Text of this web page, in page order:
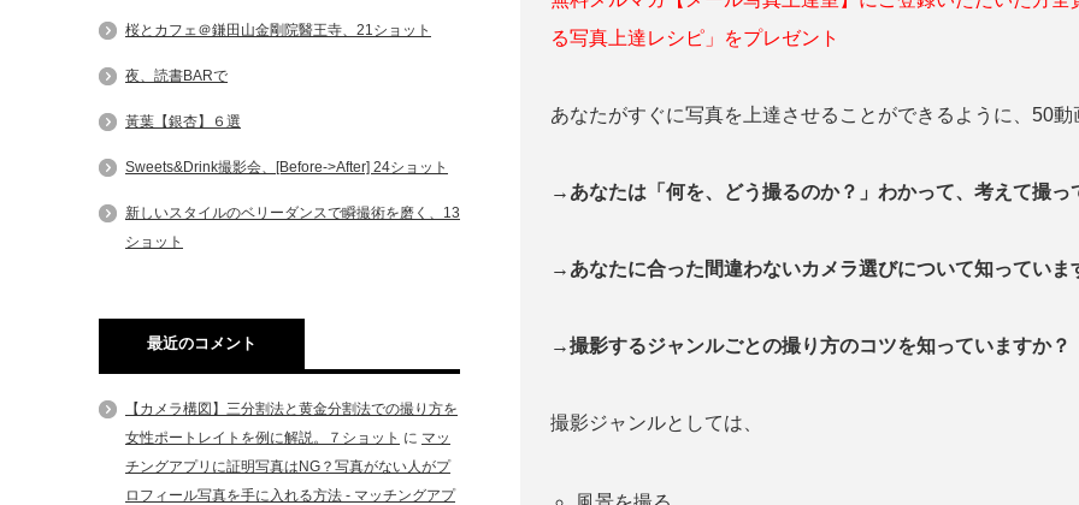
る写真上達レシピ」をプレゼント
あなたがすぐに写真を上達させることができるように、50
→あなたは「何を、どう撮るのか？」わかって、考えて撮
→あなたに合った間違わないカメラ選びについて知っていま
→撮影するジャンルごとの撮り方のコツを知っていますか？
撮影ジャンルとしては、
桜とカフェ＠鎌田山金剛院醫王寺、21ショット
夜、読書BARで
黃葉【銀杏】６選
Sweets&Drink撮影会、[Before->After] 24ショット
新しいスタイルのベリーダンスで瞬撮術を磨く、13
ショット
最近のコメント
【カメラ構図】三分割法と黄金分割法での撮り方を
女性ポートレイトを例に解説。７ショット に マッ
チングアプリに証明写真はNG？写真がない人がプ
ロフィール写真を手に入れる方法 - マッチングアプ